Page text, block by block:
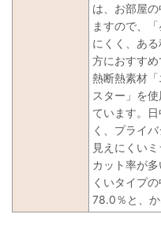
は、お部屋
ますので、
にくく、あ
方におすす
熱断熱素材
スター」を
ています。
く、プライ
見えにくい
カット率が
くいタイプ
78.0％と、か